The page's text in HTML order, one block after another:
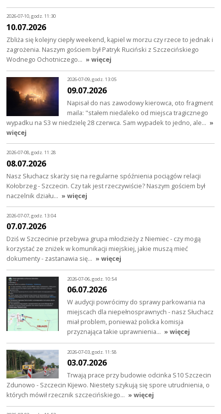
2026-07-10, godz. 11:30
10.07.2026
Zbliża się kolejny ciepły weekend, kąpiel w morzu czy rzece to jednak i
zagrożenia. Naszym gościem był Patryk Ruciński z Szczecińskiego
Wodnego Ochotniczego… » więcej
2026-07-09, godz. 13:05
09.07.2026
Napisał do nas zawodowy kierowca, oto fragment
maila: "stałem niedaleko od miejsca tragicznego
wypadku na S3 w niedzielę 28 czerwca. Sam wypadek to jedno, ale… »
więcej
2026-07-08, godz. 11:28
08.07.2026
Nasz Słuchacz skarży się na regularne spóźnienia pociągów relacji
Kołobrzeg - Szczecin. Czy tak jest rzeczywiście? Naszym gościem był
naczelnik działu… » więcej
2026-07-07, godz. 13:04
07.07.2026
Dziś w Szczecinie przebywa grupa młodzieży z Niemiec - czy mogą
korzystać ze zniżek w komunikacji miejskiej, jakie muszą mieć
dokumenty - zastanawia się… » więcej
2026-07-06, godz. 10:54
06.07.2026
W audycji powrócimy do sprawy parkowania na
miejscach dla niepełnosprawnych - nasz Słuchacz
miał problem, ponieważ policka komisja
przyznająca takie uprawnienia… » więcej
2026-07-03, godz. 11:58
03.07.2026
Trwają prace przy budowie odcinka S10 Szczecin
Zdunowo - Szczecin Kijewo. Niestety szykują się spore utrudnienia, o
których mówił rzecznik szczecińskiego… » więcej